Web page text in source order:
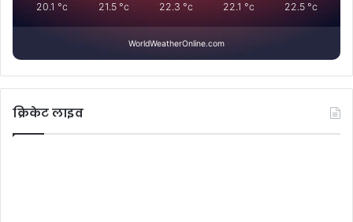
20.1 °c 21.5 °c 22.3 °c 22.1 °c 22.5 °c
WorldWeatherOnline.com
क्रिकेट लाइव